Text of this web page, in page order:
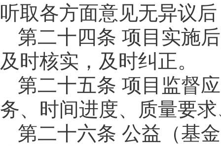
听取各方面意见无异议
第二十四条 项目实施
及时核实，及时纠正。
第二十五条 项目监督
务、时间进度、质量要
第二十六条 公益（基